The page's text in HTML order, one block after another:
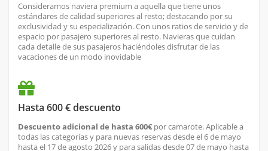
Consideramos naviera premium a aquella que tiene unos
estándares de calidad superiores al resto; destacando por su
exclusividad y su especialización. Con unos ratios de servicio y de
espacio por pasajero superiores al resto. Navieras que cuidan
cada detalle de sus pasajeros haciéndoles disfrutar de las
vacaciones de un modo inovidable
Hasta 600 € descuento
Descuento adicional de hasta 600€ por camarote. Aplicable a
todas las categorías y para nuevas reservas desde el 6 de mayo
hasta el 17 de agosto 2026 y para salidas desde 07 de mayo hasta